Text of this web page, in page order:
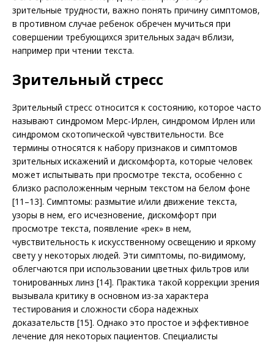
зрительные трудности, важно понять причину симптомов,
в противном случае ребенок обречен мучиться при
совершении требующихся зрительных задач вблизи,
например при чтении текста.
Зрительный стресс
Зрительный стресс относится к состоянию, которое часто
называют синдромом Мерс-Ирлен, синдромом Ирлен или
синдромом скотопической чувствительности. Все
термины относятся к набору признаков и симптомов
зрительных искажений и дискомфорта, которые человек
может испытывать при просмотре текста, особенно с
близко расположенным черным текстом на белом фоне
[11–13]. Симптомы: размытие и/или движение текста,
узоры в нем, его исчезновение, дискомфорт при
просмотре текста, появление «рек» в нем,
чувствительность к искусственному освещению и яркому
свету у некоторых людей. Эти симптомы, по-видимому,
облегчаются при использовании цветных фильтров или
тонированных линз [14]. Практика такой коррекции зрения
вызывала критику в основном из-за характера
тестирования и сложности сбора надежных
доказательств [15]. Однако это простое и эффективное
лечение для некоторых пациентов. Специалисты